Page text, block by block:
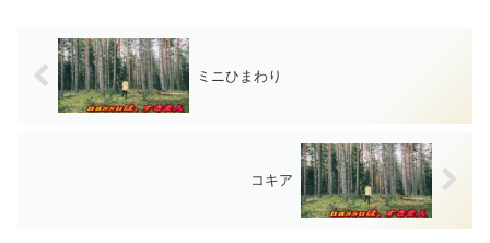
ミニひまわり
コキア